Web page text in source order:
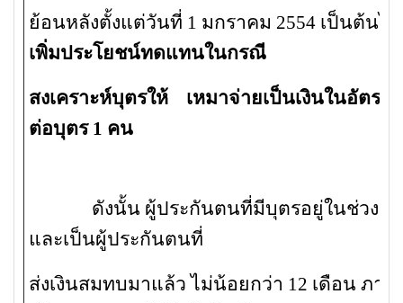
ย้อนหลังตั้งแต่วันที่ 1 มกราคม 2554 เป็นต้นไ
เพิ่มประโยชน์ทดแทนในกรณี
สงเคราะห์บุตรให้เหมาจ่ายเป็นเงินในอัตรา
ต่อบุตร 1 คน
ดังนั้น ผู้ประกันตนที่มีบุตรอยู่ในช่วงอายุ
และเป็นผู้ประกันตนที่
ส่งเงินสมทบมาแล้ว ไม่น้อยกว่า 12 เดือน ภาย